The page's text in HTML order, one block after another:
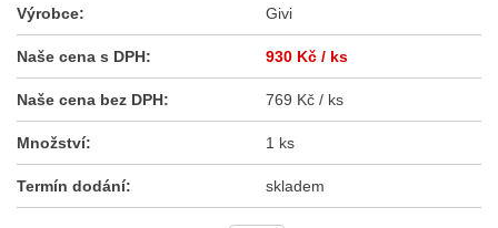
Výrobce: Givi
Naše cena s DPH: 930 Kč / ks
Naše cena bez DPH: 769 Kč / ks
Množství: 1 ks
Termín dodání: skladem